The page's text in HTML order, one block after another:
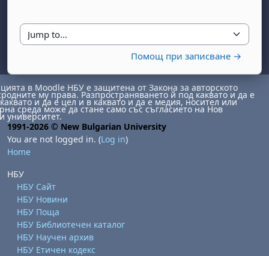
Jump to...
Помощ при записване →
1 August
2 August
8 August
9 August
15 August
16 August
29 August
30 August
в Moodle НБУ е защитена от Закона за авторското
му права. Разпространяването й под каквато и да е
и да е цел и в каквато и да е медия, носител или
среда може да стане само със съгласието на Нов
университет.
1991-2026 © New Bulgarian University
You are not logged in. (Log in)
Home
НБУ
НБУ Сайт
НБУ Новини
НБУ Поща
НБУ Библиотечен каталог
НБУ Научен архив
НБУ Етичен кодекс